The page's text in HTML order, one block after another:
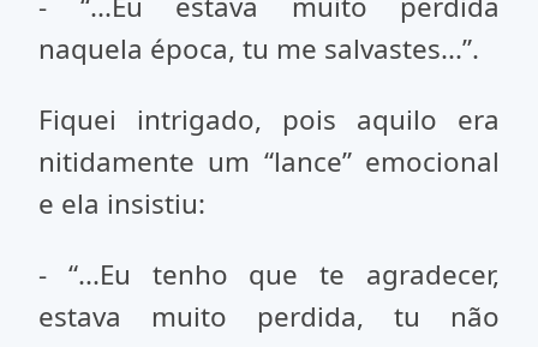
naquela época, tu me salvastes...”.
Fiquei intrigado, pois aquilo era
nitidamente um “lance” emocional
e ela insistiu:
- “...Eu tenho que te agradecer,
estava muito perdida, tu não